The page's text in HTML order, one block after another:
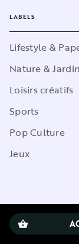
shopping_basket
LABELS
Lifestyle &
Nature & Jardin
Loisirs créatifs
Sports
Pop Culture
Jeux
CGU
Charte de